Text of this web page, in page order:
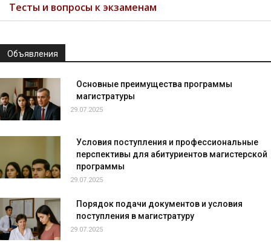
Тесты и вопросы к экзаменам
Объявления
Основные преимущества программы
магистратуры
29.07.2025
Условия поступления и профессиональные
перспективы для абитуриентов магистерской
программы
29.07.2025
Порядок подачи документов и условия
поступления в магистратуру
29.07.2025